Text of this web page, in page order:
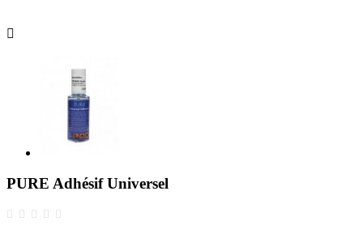

PURE Adhésif Universel